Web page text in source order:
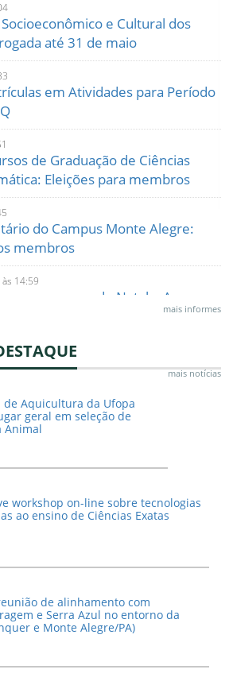
e Cultural dos
até 31 de maio
em Atividades para Período
de Graduação de Ciências
Eleições para membros
do Campus Monte Alegre:
membros
14:59
o recesso de Natal e Ano
09:21
2025, que regulamenta a eleição
de Engenharia de Aquicultura
PIBEX graduação - ampla
e Inovação
e de Extensão do
mais informes
mais notícias
Aquicultura da Ufopa
geral em seleção de
Animal
workshop on-line sobre tecnologias
ao ensino de Ciências Exatas
de alinhamento com
e Serra Azul no entorno da
e Monte Alegre/PA)